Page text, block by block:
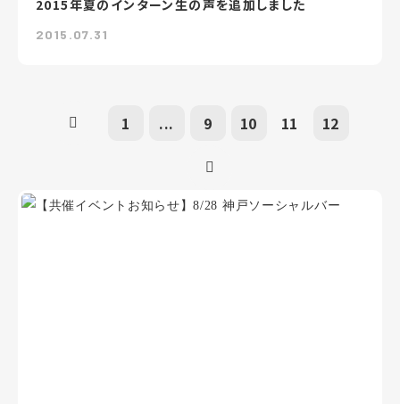
2015年夏のインターン生の声を追加しました
2015.07.31
1 ... 9 10 11 12